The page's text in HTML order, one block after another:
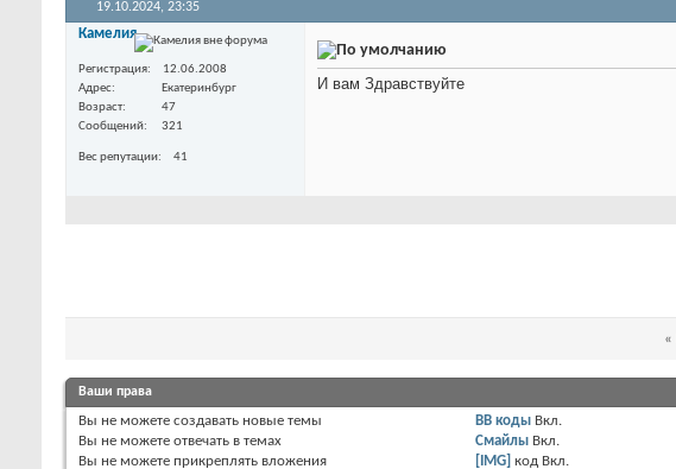
19.10.2024, 23:35
Камелия
Регистрация
12.06.2008
Адрес
Екатеринбург
Возраст
47
Сообщений
321
Вес репутации 41
И вам Здравствуйте
«
Ваши права
Вы не можете создавать новые темы
Вы не можете отвечать в темах
Вы не можете прикреплять вложения
BB коды Вкл.
Смайлы Вкл.
[IMG] код Вкл.